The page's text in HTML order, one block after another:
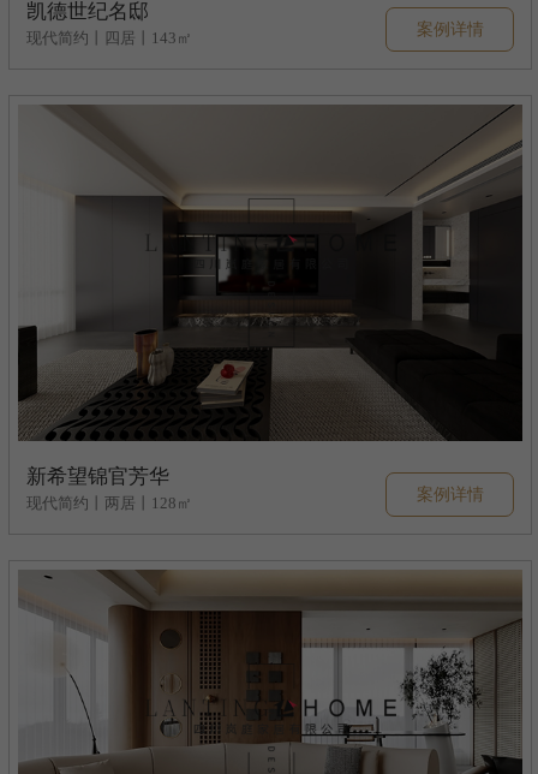
凯德世纪名邸
现代简约丨四居丨143㎡ 案例详情
新希望锦官芳华
现代简约丨两居丨128㎡ 案例详情